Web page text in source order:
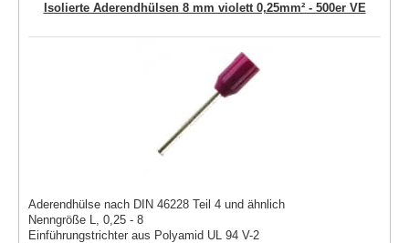
Isolierte Aderendhülsen 8 mm violett 0,25mm² - 500er VE
Aderendhülse nach DIN 46228 Teil 4 und ähnlich
Nenngröße L, 0,25 - 8
Einführungstrichter aus Polyamid UL 94 V-2